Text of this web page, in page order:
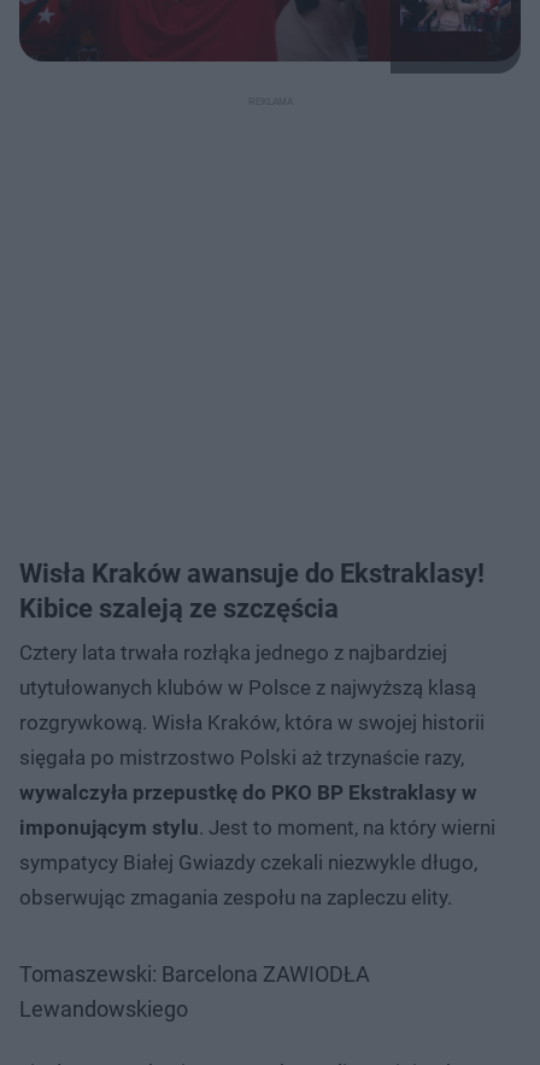
Wisła Kraków awansuje do Ekstraklasy!
Kibice szaleją ze szczęścia
Cztery lata trwała rozłąka jednego z najbardziej
utytułowanych klubów w Polsce z najwyższą klasą
rozgrywkową. Wisła Kraków, która w swojej historii
sięgała po mistrzostwo Polski aż trzynaście razy,
wywalczyła przepustkę do PKO BP Ekstraklasy w
imponującym stylu. Jest to moment, na który wierni
sympatycy Białej Gwiazdy czekali niezwykle długo,
obserwując zmagania zespołu na zapleczu elity.
Tomaszewski: Barcelona ZAWIODŁA
Lewandowskiego